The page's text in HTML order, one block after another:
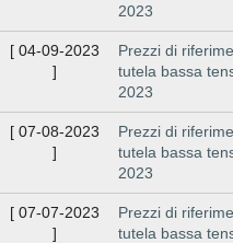
2023
[ 04-09-2023
]
Prezzi di
tutela bassa
2023
[ 07-08-2023
]
Prezzi di
tutela bassa
2023
[ 07-07-2023
]
Prezzi di
tutela bassa